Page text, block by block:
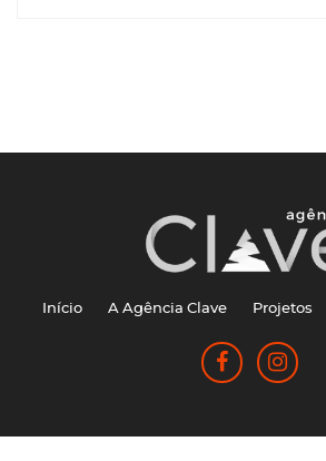
Início A Agência Clave Projetos